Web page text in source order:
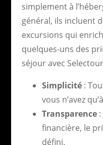
simplement à
général, ils incluent
excursions qui
quelques-uns des
séjour avec
Simplicité:
vous n’avez
Transparence:
financière, le
défini.